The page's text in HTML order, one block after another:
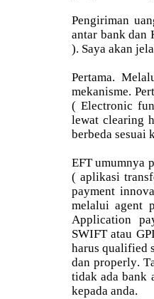
Pengiriman
antar bank dan
). Saya akan
Pertama.
mekanisme.
( Electronic
lewat clearing
berbeda sesuai
EFT umumnya
( aplikasi
payment
melalui agent
Application
SWIFT atau
harus qualified
dan properly.
tidak ada bank
kepada anda.